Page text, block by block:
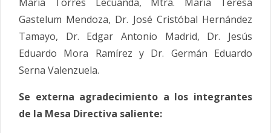
Gastelum Mendoza, Dr. José Cristóbal Hernández
Tamayo, Dr. Edgar Antonio Madrid, Dr. Jesús
Eduardo Mora Ramírez y Dr. Germán Eduardo
Serna Valenzuela.
Se externa agradecimiento a los integrantes
de la Mesa Directiva saliente: